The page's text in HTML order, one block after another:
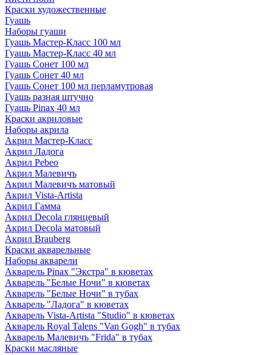
Краски художественные
Гуашь
Наборы гуаши
Гуашь Мастер-Класс 100 мл
Гуашь Мастер-Класс 40 мл
Гуашь Сонет 100 мл
Гуашь Сонет 40 мл
Гуашь Сонет 100 мл перламутровая
Гуашь разная штучно
Гуашь Pinax 40 мл
Краски акриловые
Наборы акрила
Акрил Мастер-Класс
Акрил Ладога
Акрил Pebeo
Акрил Малевичъ
Акрил Малевичъ матовый
Акрил Vista-Artista
Акрил Гамма
Акрил Decola глянцевый
Акрил Decola матовый
Акрил Brauberg
Краски акварельные
Наборы акварели
Акварель Pinax "Экстра" в кюветах
Акварель "Белые Ночи" в кюветах
Акварель "Белые Ночи" в тубах
Акварель "Ладога" в кюветах
Акварель Vista-Artista "Studio" в кюветах
Акварель Royal Talens "Van Gogh" в тубах
Акварель Малевичъ "Frida" в тубах
Краски масляные